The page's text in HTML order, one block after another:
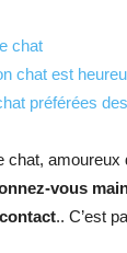
chat
chat est
préférées
chat, amoureux
vous
.. C’est